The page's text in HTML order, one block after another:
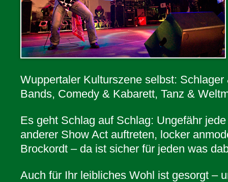
Wuppertaler Kulturszene selbst:
Bands, Comedy & Kabarett, Tanz &
Es geht Schlag auf Schlag: Ungefähr
anderer Show Act auftreten, locker
Brockordt – da ist sicher für jeden was
Auch für Ihr leibliches Wohl ist gesorgt –